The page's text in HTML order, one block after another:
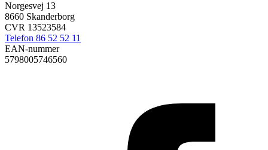
Norgesvej 13
8660 Skanderborg
CVR 13523584
Telefon 86 52 52 11
EAN-nummer
5798005746560